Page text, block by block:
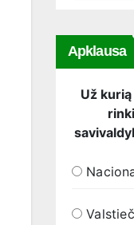
Apklausa
Už